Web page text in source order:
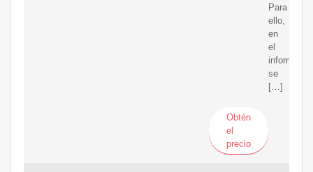
Para
ello,
en
el
informe
se
[…]
Obtén
el
precio